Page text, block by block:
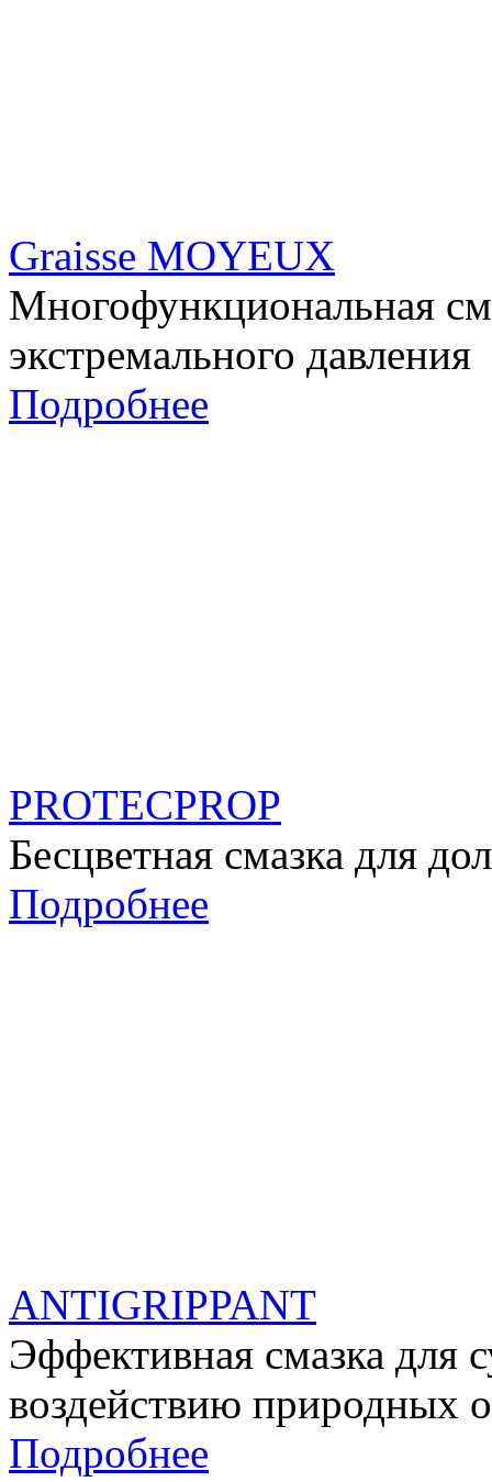
Graisse MOYEUX
Многофункциональная
экстремального давления
Подробнее
PROTECPROP
Бесцветная смазка для
Подробнее
ANTIGRIPPANT
Эффективная смазка для
воздействию природных
Подробнее